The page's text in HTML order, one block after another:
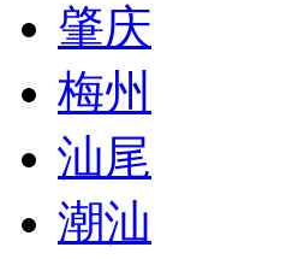
肇庆
梅州
汕尾
潮汕